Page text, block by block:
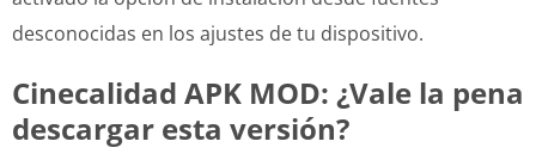
desconocidas en los ajustes de tu dispositivo.
Cinecalidad APK MOD: ¿Vale la pena
descargar esta versión?